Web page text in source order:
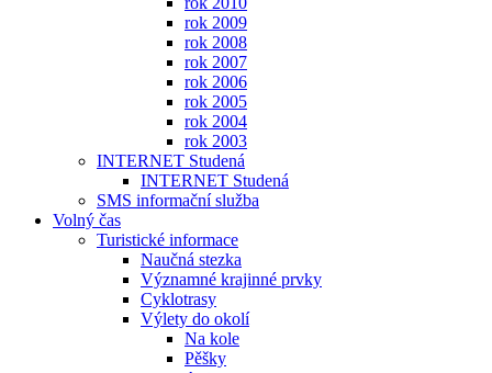
rok 2009
rok 2008
rok 2007
rok 2006
rok 2005
rok 2004
rok 2003
INTERNET Studená
INTERNET Studená
SMS informační služba
Volný čas
Turistické informace
Naučná stezka
Významné krajinné prvky
Cyklotrasy
Výlety do okolí
Na kole
Pěšky